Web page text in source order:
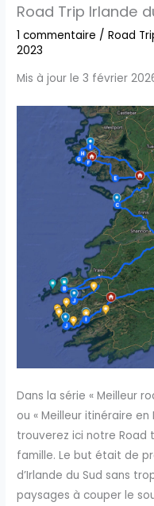
Road Trip Irlande
1 commentaire /Road
2023
Mis à jour le 3 février
Dans la série « Meilleur
ou « Meilleur itinéraire en
trouverez ici notre Road
famille. Le but était de
d’Irlande du Sud sans
paysages à couper le